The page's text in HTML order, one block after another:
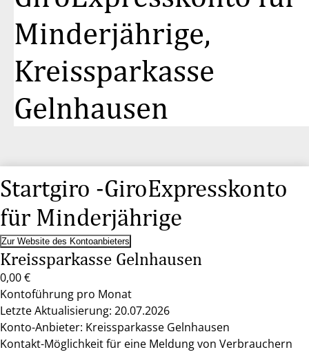
Minderjährige,
Kreissparkasse
Gelnhausen
Startgiro -GiroExpresskonto
für Minderjährige
Zur Website des Kontoanbieters
Kreissparkasse Gelnhausen
0,00 €
Kontoführung pro Monat
Letzte Aktualisierung: 20.07.2026
Konto-Anbieter: Kreissparkasse Gelnhausen
Kontakt-Möglichkeit für eine Meldung von Verbrauchern